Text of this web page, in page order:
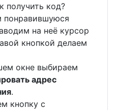
получить код?
понравившуюся
на неё курсор
кнопкой делаем
окне выбираем
адрес
.
кнопку с